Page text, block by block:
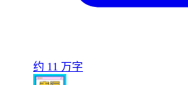
约 11 万字